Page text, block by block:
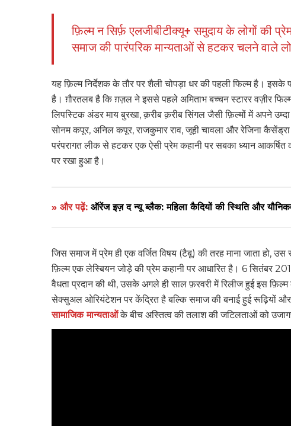
फ़िल्म न सिर्फ़ एलजीबीटीक्यू+ समुदाय के लोगों की
समाज की पारंपरिक मान्यताओं से हटकर चलने वाले
यह फ़िल्म निर्देशक के तौर पर शैली चोपड़ा धर की पहली फिल्म है।
है। ग़ौरतलब है कि ग़ज़ल ने इससे पहले अमिताभ बच्चन स्टारर वज़ीर
लिपस्टिक अंडर माय बुरखा, क़रीब क़रीब सिंगल जैसी फ़िल्मों में अपने
सोनम कपूर, अनिल कपूर, राजकुमार राव, जूही चावला और रेजिना
परंपरागत लीक से हटकर एक ऐसी प्रेम कहानी पर सबका ध्यान
पर रखा हुआ है।
» और पढ़ें: ऑरेंज इज़ द न्यू ब्लैक: महिला कैदियों की स्थिति और यौनिकता
जिस समाज में प्रेम ही एक वर्जित विषय (टैबू) की तरह माना जाता हो,
फ़िल्म एक लेस्बियन जोड़े की प्रेम कहानी पर आधारित है। 6 सितंबर
वैधता प्रदान की थी, उसके अगले ही साल फ़रवरी में रिलीज हुई इस
सेक्सुअल ओरियंटेशन पर केंद्रित है बल्कि समाज की बनाई हुई रूढ़ियों और
सामाजिक मान्यताओंके बीच अस्तित्व की तलाश की जटिलताओं को